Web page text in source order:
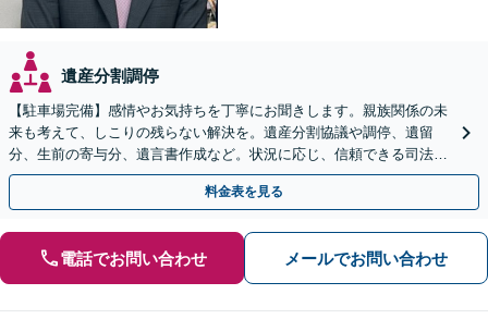
遺産分割調停
【駐車場完備】感情やお気持ちを丁寧にお聞きします。親族関係の未
来も考えて、しこりの残らない解決を。遺産分割協議や調停、遺留
分、生前の寄与分、遺言書作成など。状況に応じ、信頼できる司法書
士・税理士をご紹介します【WEB面談＆出張相談可】
料金表を見る
電話でお問い合わせ メールでお問い合わせ